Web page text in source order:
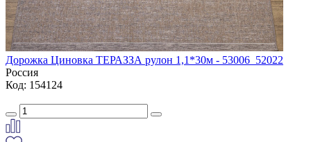
Дорожка Циновка ТЕРАЗЗА рулон 1,1*30м - 53006_52022
Россия
Код: 154124